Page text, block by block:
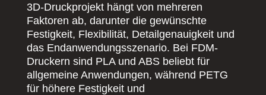
3D-Druckprojekt hängt von mehreren
Faktoren ab, darunter die gewünschte
Festigkeit, Flexibilität, Detailgenauigkeit und
das Endanwendungsszenario. Bei FDM-
Druckern sind PLA und ABS beliebt für
allgemeine Anwendungen, während PETG
für höhere Festigkeit und